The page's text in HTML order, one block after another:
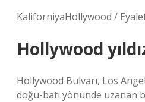
KaliforniyaHollywood /
Hollywood
Hollywood Bulvarı, Los
doğu-batı yönünde uzanan